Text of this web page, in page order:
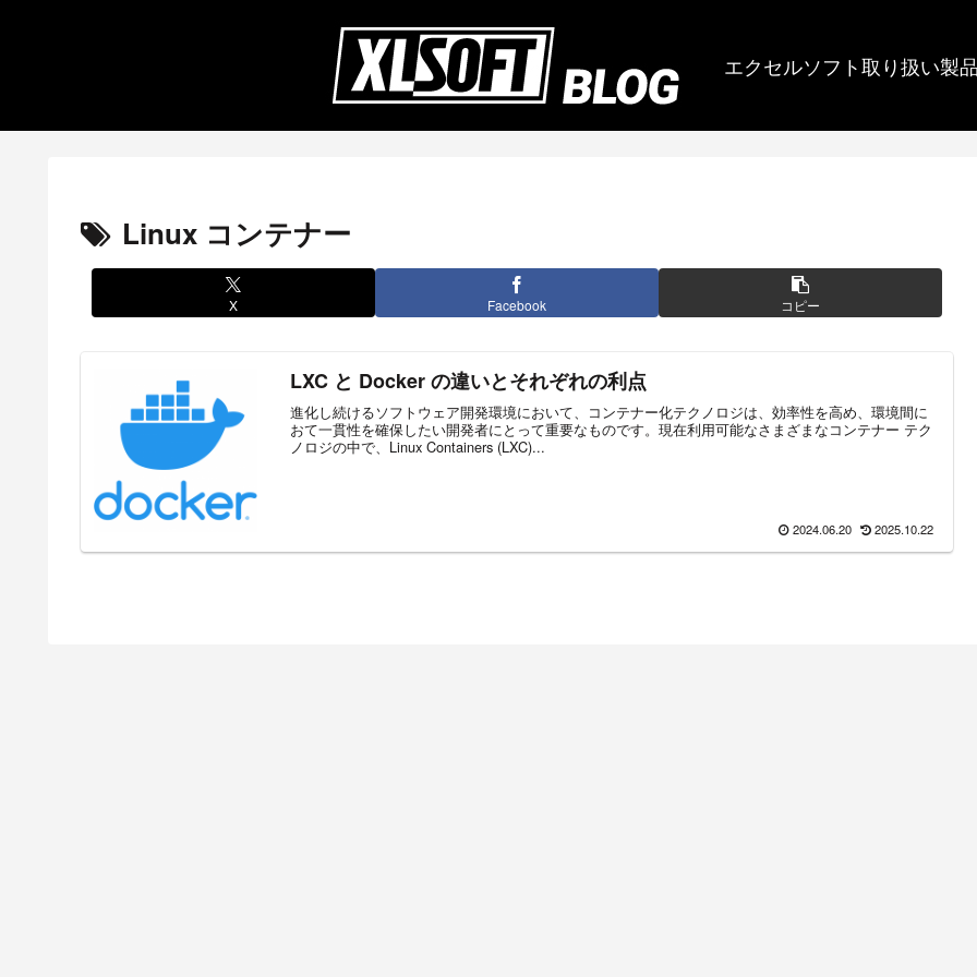
エクセルソフト取り扱い製
Linux コンテナー
X Facebook コピー
LXC と Docker の違いとそれぞれの利点
進化し続けるソフトウェア開発環境において、コンテナー化テクノロジは、効率性を高め、環境間に
おて一貫性を確保したい開発者にとって重要なものです。現在利用可能なさまざまなコンテナー テク
ノロジの中で、Linux Containers (LXC)...
2024.06.20 2025.10.22